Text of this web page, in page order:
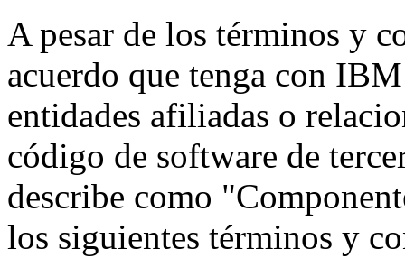
A pesar de los términos y
acuerdo que tenga con
entidades afiliadas o
código de software de
describe como
los siguientes términos y